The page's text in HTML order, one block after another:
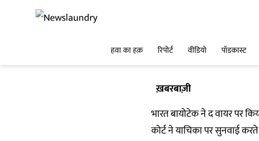
हवा का हक़ रिपोर्ट वीडियो पॉडकास्ट
ख़बरबाज़ी
भारत बायोटेक ने द वायर पर
कोर्ट ने याचिका पर सुनवाई